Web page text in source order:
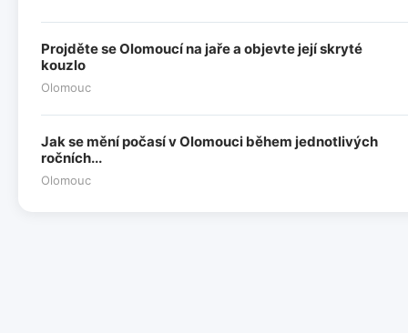
Projděte se Olomoucí na jaře a objevte její skryté
kouzlo
Olomouc
Jak se mění počasí v Olomouci během jednotlivých
ročních...
Olomouc